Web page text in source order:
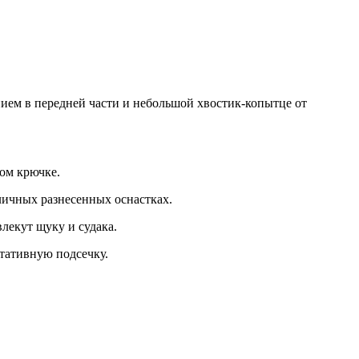
в передней части и небольшой хвостик-копытце от
крючке.
разнесенных оснастках.
щуку и судака.
подсечку.